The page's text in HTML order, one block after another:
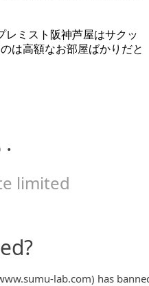
レミスト阪神芦屋はサクッ
は高額なお部屋ばかりだと
の現地を見に行って